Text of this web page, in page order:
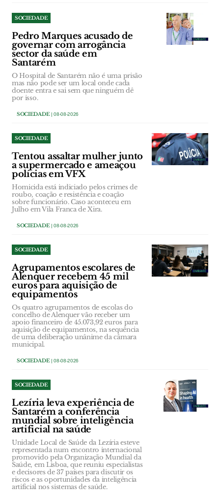
SOCIEDADE
Pedro Marques acusado de
governar com arrogância
sector da saúde em
Santarém
O Hospital de Santarém não é uma prisão
mas não pode ser um local onde cada
doente entra e sai sem que ninguém dê
por isso.
SOCIEDADE| 08-08-2026
SOCIEDADE
Tentou assaltar mulher junto
a supermercado e ameaçou
polícias em VFX
Homicida está indiciado pelos crimes de
roubo, coação e resistência e coação
sobre funcionário. Caso aconteceu em
Julho em Vila Franca de Xira.
SOCIEDADE| 08-08-2026
SOCIEDADE
Agrupamentos escolares de
Alenquer recebem 45 mil
euros para aquisição de
equipamentos
Os quatro agrupamentos de escolas do
concelho de Alenquer vão receber um
apoio financeiro de 45.073,92 euros para
aquisição de equipamentos, na sequência
de uma deliberação unânime da câmara
municipal.
SOCIEDADE| 08-08-2026
SOCIEDADE
Lezíria leva experiência de
Santarém a conferência
mundial sobre inteligência
artificial na saúde
Unidade Local de Saúde da Lezíria esteve
representada num encontro internacional
promovido pela Organização Mundial da
Saúde, em Lisboa, que reuniu especialistas
e decisores de 37 países para discutir os
riscos e as oportunidades da inteligência
artificial nos sistemas de saúde.